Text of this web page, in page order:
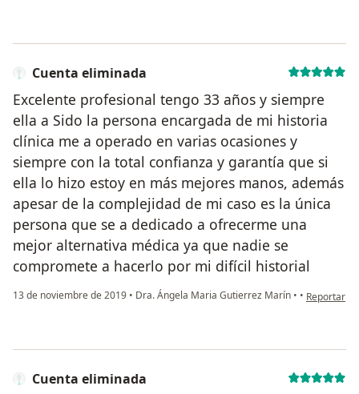
Cuenta eliminada
Excelente profesional tengo 33 años y siempre
ella a Sido la persona encargada de mi historia
clínica me a operado en varias ocasiones y
siempre con la total confianza y garantía que si
ella lo hizo estoy en más mejores manos, además
apesar de la complejidad de mi caso es la única
persona que se a dedicado a ofrecerme una
mejor alternativa médica ya que nadie se
compromete a hacerlo por mi difícil historial
13 de noviembre de 2019 • Dra. Ángela Maria Gutierrez Marín • • en opinión
Reportar
Cuenta eliminada